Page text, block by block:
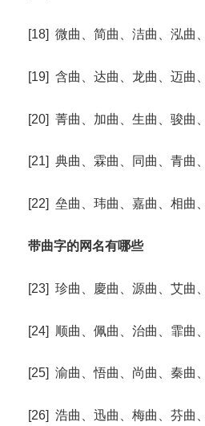
[18] 微曲、简曲、洁曲、泓曲
[19] 含曲、达曲、龙曲、迈曲
[20] 菁曲、加曲、生曲、骏曲
[21] 典曲、霖曲、同曲、青曲
[22] 垒曲、玮曲、嘉曲、相曲
带曲字的网名有哪些
[23] 珍曲、慶曲、源曲、艾曲
[24] 顺曲、佩曲、治曲、霏曲
[25] 渝曲、悟曲、尚曲、秦曲
[26] 浩曲、迅曲、梅曲、芬曲